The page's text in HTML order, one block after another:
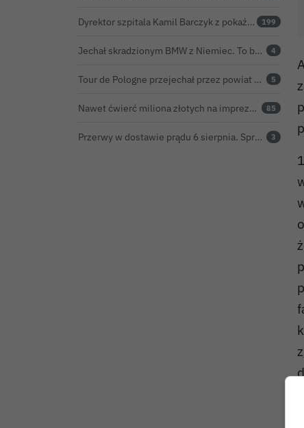
Dyrektor szpitala Kamil Barczyk z pokaźnym majątkiem 199
Jechał skradzionym BMW z Niemiec. To był dopiero początek problemów 33-latka 4
Tour de Pologne przejechał przez powiat bolesławiecki. Zobacz wideo z Zebrzydowej 5
Nawet ćwierć miliona złotych na imprezę restauratora. BOK nie chce ujawnić kosztów przed Świętem Ceramiki 85
Przerwy w dostawie prądu 6 sierpnia. Sprawdź, czy wyłączenia obejmą Twoją miejscowość 3